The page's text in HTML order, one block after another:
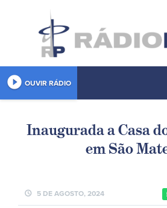
play_circle_filled OUVIR RÁDIO
Inaugurada a Casa
em São
schedule 5 DE AGOSTO, 2024